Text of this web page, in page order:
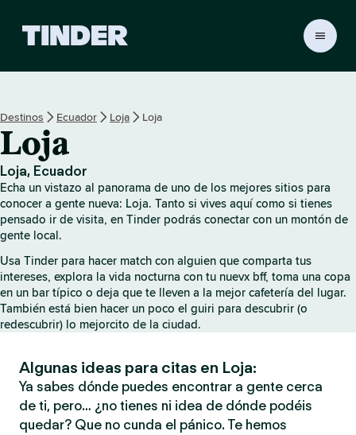
r
c
i
o
Destinos Ecuador Loja Loja
Loja
Loja, Ecuador
Echa un vistazo al panorama de uno de los mejores sitios para
conocer a gente nueva: Loja. Tanto si vives aquí como si tienes
pensado ir de visita, en Tinder podrás conectar con un montón de
gente local.
Usa Tinder para hacer match con alguien que comparta tus
intereses, explora la vida nocturna con tu nuevx bff, toma una copa
en un bar típico o deja que te lleven a la mejor cafetería del lugar.
También está bien hacer un poco el guiri para descubrir (o
redescubrir) lo mejorcito de la ciudad.
Algunas ideas para citas en Loja:
Ya sabes dónde puedes encontrar a gente cerca
de ti, pero… ¿no tienes ni idea de dónde podéis
quedar? Que no cunda el pánico. Te hemos